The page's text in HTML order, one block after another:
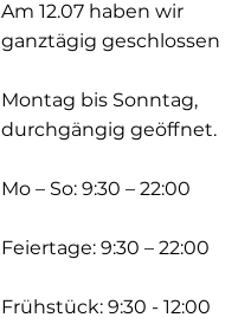
Am 12.07 haben wir
ganztägig geschlossen
Montag bis Sonntag,
durchgängig geöffnet.
Mo – So: 9:30 – 22:00
Feiertage: 9:30 – 22:00
Frühstück: 9:30 - 12:00